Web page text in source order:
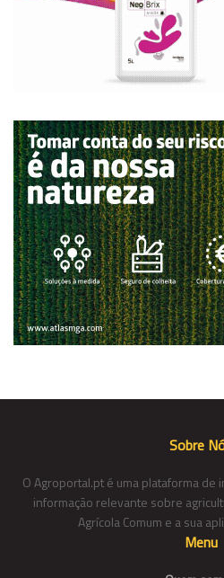
Sobre
O Agroportal.pt é uma plataforma de
informação relevante sobre
Agrícola Comum e a sua
Menu